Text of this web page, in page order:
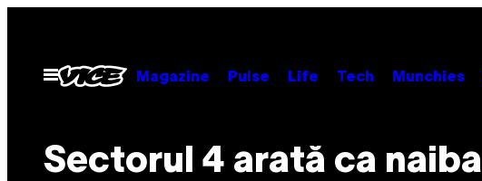
contentOpen
Menu
Magazine Pulse Life Tech Munchies
Sectorul 4 arată ca naiba